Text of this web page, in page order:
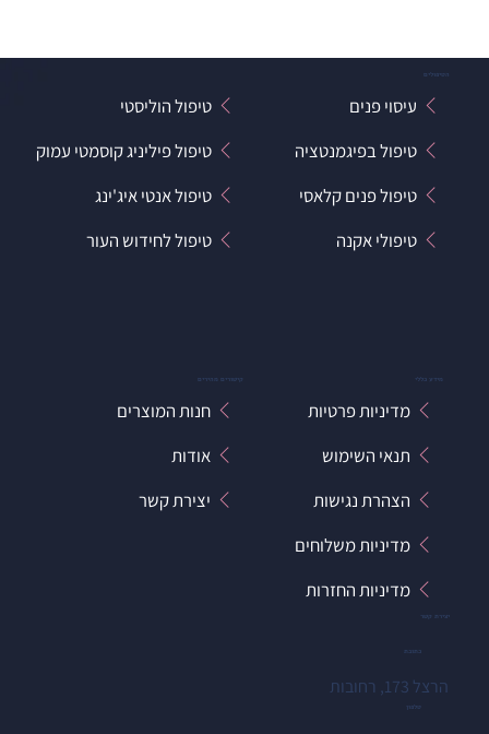
קישורים מהירים
חנות המוצרים
אודות
יצירת קשר
מידע כללי
מדיניות פרטיות
תנאי השימוש
הצהרת נגישות
מדיניות משלוחים
מדיניות החזרות
הטיפולים
עיסוי פנים
טיפול הוליסטי
טיפול בפיגמנטציה
טיפול פיליניג קוסמטי עמוק
טיפול פנים קלאסי
טיפול אנטי איג'ינג
טיפולי אקנה
טיפול לחידוש העור
יצירת קשר
כתובת
הרצל 173, רחובות
טלפון